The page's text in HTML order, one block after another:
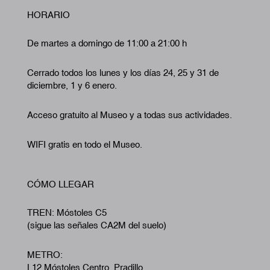
HORARIO
De martes a domingo de 11:00 a 21:00 h
Cerrado todos los lunes y los días 24, 25 y 31 de
diciembre, 1 y 6 enero.
Acceso gratuito al Museo y a todas sus actividades.
WIFI gratis en todo el Museo.
CÓMO LLEGAR
TREN: Móstoles C5
(sigue las señales CA2M del suelo)
METRO:
L12 Móstoles Centro. Pradillo